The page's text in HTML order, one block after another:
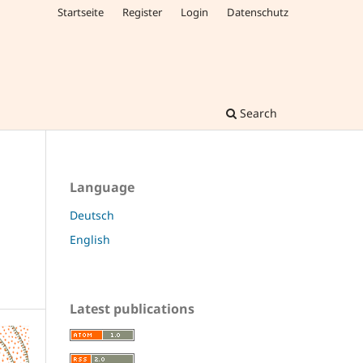
Search
Startseite Register Login Datenschutz
Language
Deutsch
English
Latest publications